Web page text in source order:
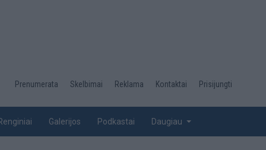
Desktop
top
Prenumerata Skelbimai Reklama Kontaktai Prisijungti
Galerijos Podkastai Daugiau